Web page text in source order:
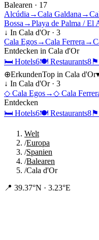
Balearen · 17
Alcúdia →Cala Galdana →
Bossa →Playa de Palma / El
↓ In Cala d'Or· 3
Cala Egos→Cala Ferrera →
Entdecken in Cala d'Or
🛏 Hotels6🍽 Restaurants8⚑
⊕ErkundenTop in Cala d'Or
↓ In Cala d'Or· 3
◇ Cala Egos→◇ Cala
Entdecken
🛏 Hotels6🍽 Restaurants8⚑
Welt
/Europa
/Spanien
/Balearen
/Cala d'Or
📍 39.37°N · 3.23°E